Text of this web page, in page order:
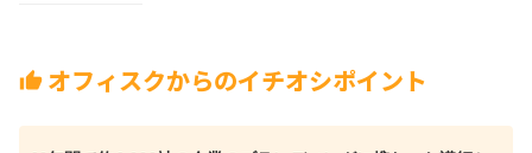
thumb_up オフィスクからのイチオシポイント